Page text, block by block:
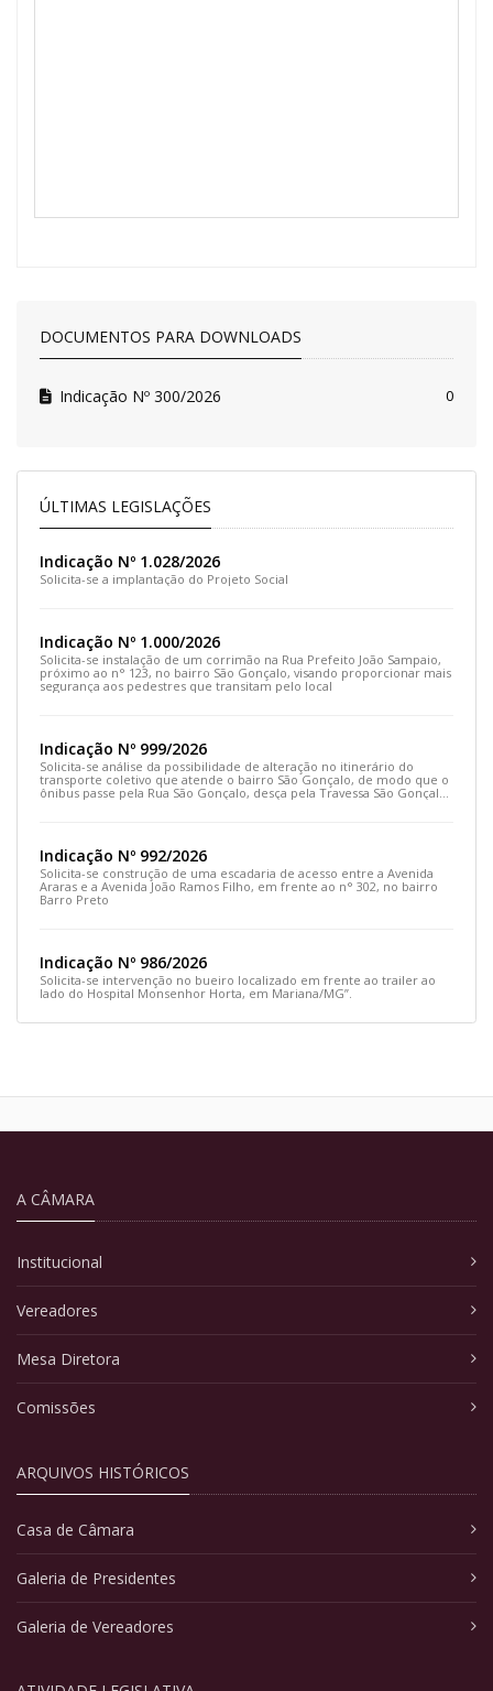
DOCUMENTOS PARA DOWNLOADS
Indicação Nº 300/2026 0
ÚLTIMAS LEGISLAÇÕES
Indicação Nº 1.028/2026
Solicita-se a implantação do Projeto Social
Indicação Nº 1.000/2026
Solicita-se instalação de um corrimão na Rua Prefeito João Sampaio,
próximo ao n° 123, no bairro São Gonçalo, visando proporcionar mais
segurança aos pedestres que transitam pelo local
Indicação Nº 999/2026
Solicita-se análise da possibilidade de alteração no itinerário do
transporte coletivo que atende o bairro São Gonçalo, de modo que o
ônibus passe pela Rua São Gonçalo, desça pela Travessa São Gonçalo
Indicação Nº 992/2026
Solicita-se construção de uma escadaria de acesso entre a Avenida
Araras e a Avenida João Ramos Filho, em frente ao n° 302, no bairro
Barro Preto
Indicação Nº 986/2026
Solicita-se intervenção no bueiro localizado em frente ao trailer ao
lado do Hospital Monsenhor Horta, em Mariana/MG”.
A CÂMARA
Institucional
Vereadores
Mesa Diretora
Comissões
ARQUIVOS HISTÓRICOS
Casa de Câmara
Galeria de Presidentes
Galeria de Vereadores